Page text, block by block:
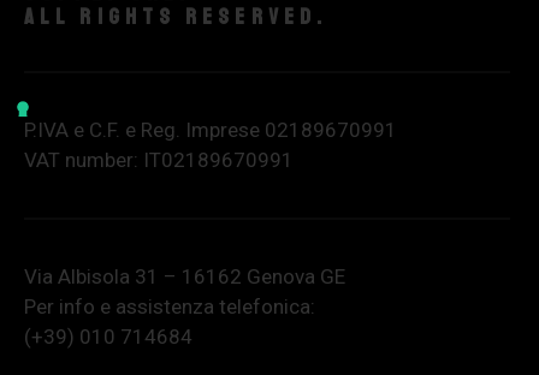
All rights reserved.
P.IVA e C.F. e Reg. Imprese 02189670991
VAT number: IT02189670991
Via Albisola 31 – 16162 Genova GE
Per info e assistenza telefonica:
(+39) 010 714684